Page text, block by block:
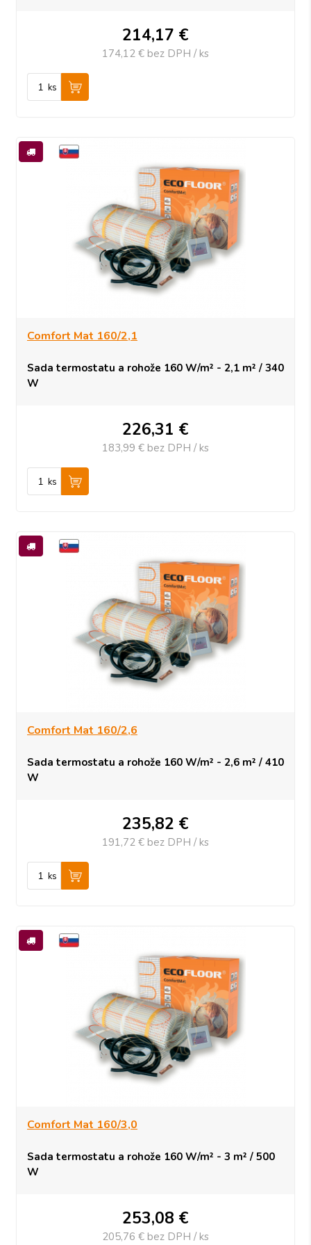
214,17 €
174,12 € bez DPH / ks
ks
Comfort Mat 160/2,1
Sada termostatu a rohože 160 W/m² - 2,1 m² / 340
W
226,31 €
183,99 € bez DPH / ks
ks
Comfort Mat 160/2,6
Sada termostatu a rohože 160 W/m² - 2,6 m² / 410
W
235,82 €
191,72 € bez DPH / ks
ks
Comfort Mat 160/3,0
Sada termostatu a rohože 160 W/m² - 3 m² / 500
W
253,08 €
205,76 € bez DPH / ks